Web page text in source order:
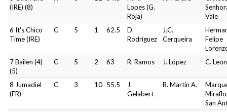
(IRE) (8)
Lopes (G.
Roja)
Vale
6 It's Chico
Time (IRE)
C 5 1 62.5
D.
Rodríguez
J.C.
Cerqueira
Felipe
7 Bailen (4)
(5)
C 5 2 63 R. Ramos J. López C.
8 Jumadiel
(FR)
C 3 10 55.5
J.
Gelabert
R. Martín A.
San